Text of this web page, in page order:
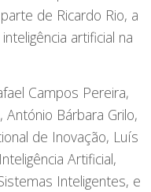
de Ricardo Rio, a
artificial na
Campos Pereira,
Bárbara Grilo,
de Inovação, Luís
Artificial,
Inteligentes, e